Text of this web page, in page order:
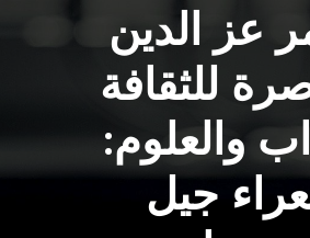
عز الدين
للثقافة
والعلوم:
جيل